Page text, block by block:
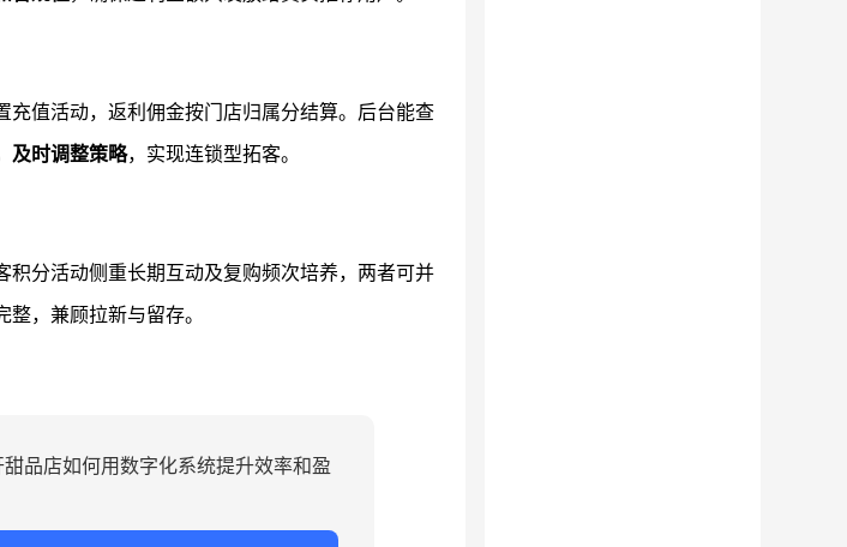
充值活动，返利佣金按门店归属分结算。后台能查
及时调整策略，实现连锁型拓客。
积分活动侧重长期互动及复购频次培养，两者可并
，兼顾拉新与留存。
品店如何用数字化系统提升效率和盈